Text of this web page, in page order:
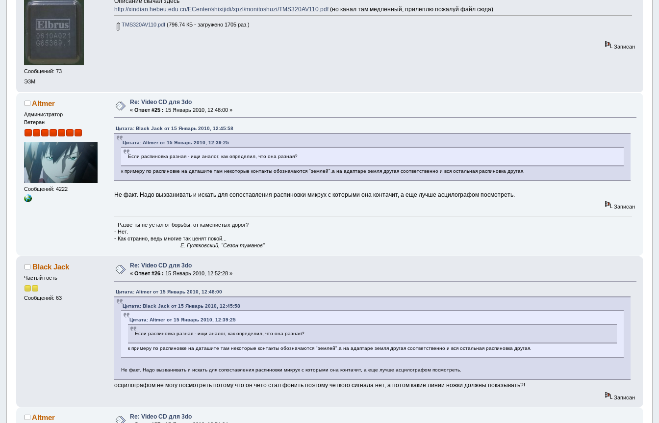
Сообщений: 73
Э3М
http://xindian.hebeu.edu.cn/ECenter/shixijidi/xpzl/monitoshuzi/TMS320AV110.pdf(но канал там медленный, прилеплю пожалуй файл сюда)
TMS320AV110.pdf (796.74 КБ - загружено 1705 раз.)
Записан
Altmer
Администратор
Ветеран
Сообщений: 4222
Re: Video CD для 3do
«Ответ #25 : 15 Январь 2010, 12:48:00 »
Цитата: Black Jack от 15 Январь 2010, 12:45:58
Цитата: Altmer от 15 Январь 2010, 12:39:25
Если распиновка разная - ищи аналог, как определил, что она разная?
к примеру по распиновке на даташите там некоторые контакты обозначаются "землей",а на адаптаре земля другая соответственно и вся остальная распиновка другая.
Не факт. Надо вызванивать и искать для сопоставления распиновки микрух с которыми она контачит, а еще лучше асцилографом посмотреть.
Записан
- Разве ты не устал от борьбы, от каменистых дорог?
- Нет.
- Как странно, ведь многие так ценят покой...
E. Гуляковский, "Сезон туманов"
Black Jack
Частый гость
Сообщений: 63
Re: Video CD для 3do
«Ответ #26 : 15 Январь 2010, 12:52:28 »
Цитата: Altmer от 15 Январь 2010, 12:48:00
Цитата: Black Jack от 15 Январь 2010, 12:45:58
Цитата: Altmer от 15 Январь 2010, 12:39:25
Если распиновка разная - ищи аналог, как определил, что она разная?
к примеру по распиновке на даташите там некоторые контакты обозначаются "землей",а на адаптаре земля другая соответственно и вся остальная распиновка другая.
Не факт. Надо вызванивать и искать для сопоставления распиновки микрух с которыми она контачит, а еще лучше асцилографом посмотреть.
осцилографом не могу посмотреть потому что он чето стал фонить поэтому четкого сигнала нет, а потом какие линии ножки должны показывать?!
Записан
Altmer Re: Video CD для 3do